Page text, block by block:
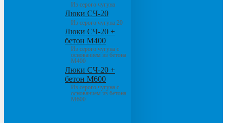
Из серого чугуна
Люки СЧ-20
Из серого чугуна 20
Люки СЧ-20 +
бетон М400
Из серого чугуна с
основанием из бетона
М400
Люки СЧ-20 +
бетон М600
Из серого чугуна с
основанием из бетона
М600